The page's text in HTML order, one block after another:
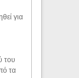
για
του
τα